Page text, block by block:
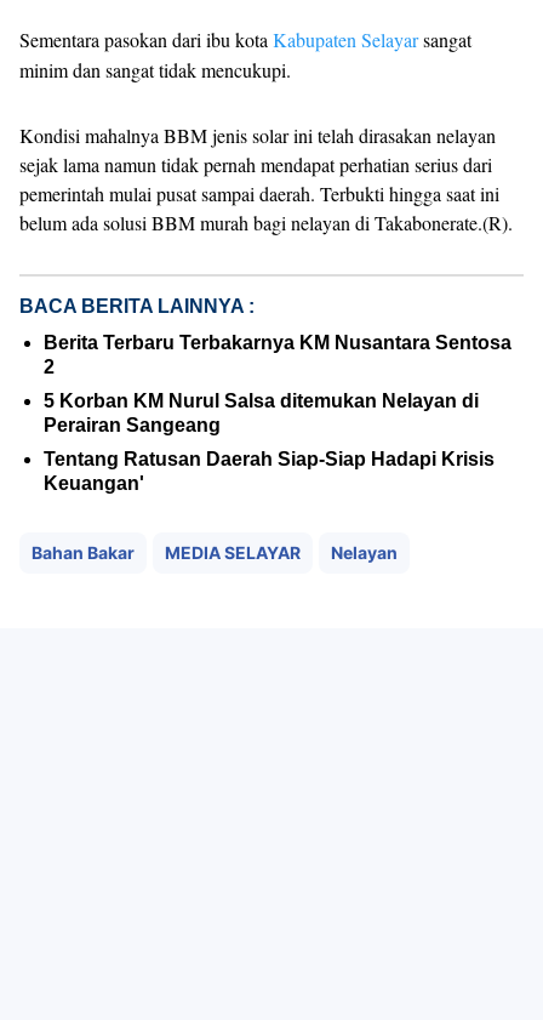
Sementara pasokan dari ibu kota Kabupaten Selayarsangat
minim dan sangat tidak mencukupi.
Kondisi mahalnya BBM jenis solar ini telah dirasakan nelayan
sejak lama namun tidak pernah mendapat perhatian serius dari
pemerintah mulai pusat sampai daerah. Terbukti hingga saat ini
belum ada solusi BBM murah bagi nelayan di Takabonerate.(R).
BACA BERITA LAINNYA :
Berita Terbaru Terbakarnya KM Nusantara Sentosa
2
5 Korban KM Nurul Salsa ditemukan Nelayan di
Perairan Sangeang
Tentang Ratusan Daerah Siap-Siap Hadapi Krisis
Keuangan'
Bahan Bakar MEDIA SELAYAR Nelayan